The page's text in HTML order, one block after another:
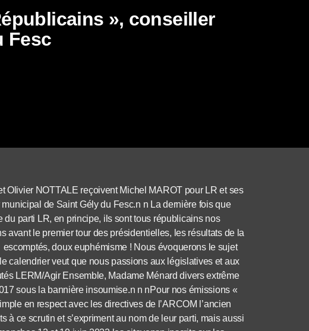
», conseiller
Fesc
Olivier NOTTALE reçoivent Michel MAROT pour LR et ses
de Saint Gély du Fesc.n n La dernière fois que
parti LR, en principe, ils sont tous républicains nos
avant le premier tour des présidentielles, les résultats de la
doux euphémisme ! Nous évoquerons le sujet
calendrier veut que nous passions aux législatives et aux
LERM/Agir Ensemble, Madame Ménard divers extrême
sous la bannière insoumise.n n nPour nos émissions «
en respect avec les directives de l’ARCOM l’ancien
à ce scrutin et s’expriment au nom de leur parti, mais aussi